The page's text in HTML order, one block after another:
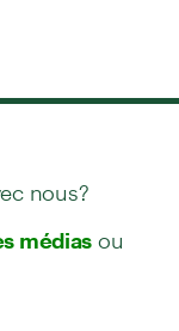
nous?
médias ou